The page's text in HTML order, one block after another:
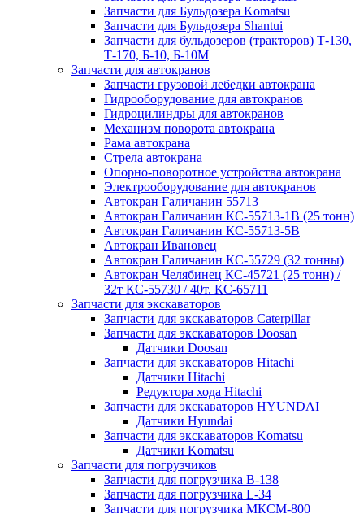
Запчасти для Бульдозера Komatsu
Запчасти для Бульдозера Shantui
Запчасти для бульдозеров (тракторов) Т-130,
Т-170, Б-10, Б-10М
Запчасти для автокранов
Запчасти грузовой лебедки автокрана
Гидрооборудование для автокранов
Гидроцилиндры для автокранов
Механизм поворота автокрана
Рама автокрана
Стрела автокрана
Опорно-поворотное устройства автокрана
Электрооборудование для автокранов
Автокран Галичанин 55713
Автокран Галичанин КС-55713-1В (25 тонн)
Автокран Галичанин КС-55713-5В
Автокран Ивановец
Автокран Галичанин КС-55729 (32 тонны)
Автокран Челябинец КС-45721 (25 тонн) /
32т КС-55730 / 40т. КС-65711
Запчасти для экскаваторов
Запчасти для экскаваторов Caterpillar
Запчасти для экскаваторов Doosan
Датчики Doosan
Запчасти для экскаваторов Hitachi
Датчики Hitachi
Редуктора хода Hitachi
Запчасти для экскаваторов HYUNDAI
Датчики Hyundai
Запчасти для экскаваторов Komatsu
Датчики Komatsu
Запчасти для погрузчиков
Запчасти для погрузчика B-138
Запчасти для погрузчика L-34
Запчасти для погрузчика МКСМ-800